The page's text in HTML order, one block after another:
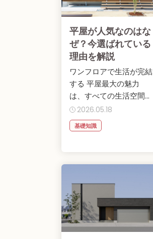
平屋が人気なのはな
ぜ？今選ばれている
理由を解説
ワンフロアで生活が完結
する 平屋最大の魅力
は、すべての生活空間が
ワンフロアにまとまって
いること。 階...
2026.05.18
基礎知識